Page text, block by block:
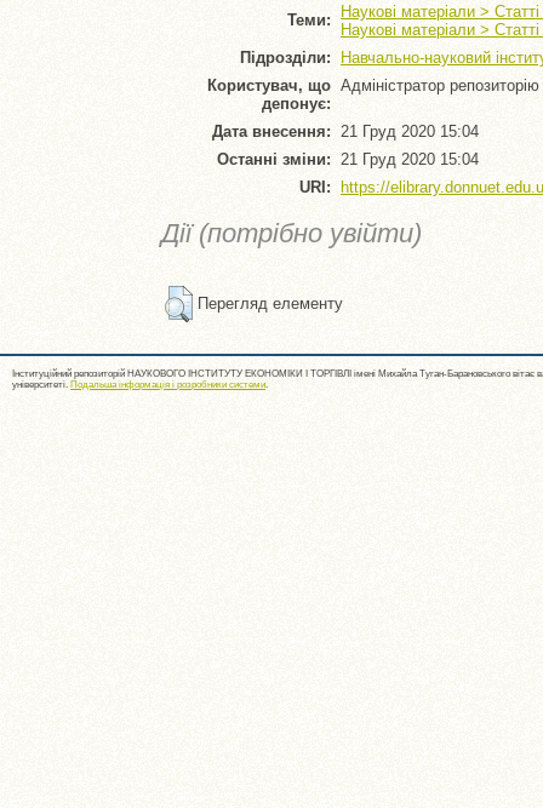
Теми:
Наукові матеріали >
Наукові матеріали >
Підрозділи:
Навчально-науковий
Користувач, що
депонує:
Адміністратор репозиторію
Дата внесення: 21 Груд 2020 15:04
Останні зміни: 21 Груд 2020 15:04
URI:
https://
Дії (потрібно увійти)
Перегляд елементу
Інституційний репозиторій НАУКОВОГО ІНСТИТУТУ ЕКОНОМІКИ І ТОРГІВЛІ імені Михайла Туган-Барановського вітає
університеті. Подальша інформація і розробники системи